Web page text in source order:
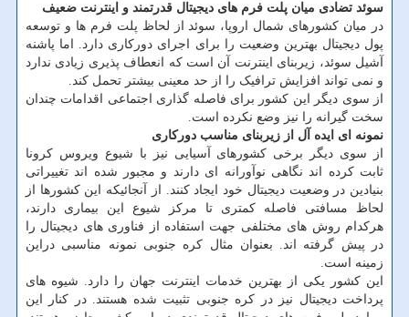
سوئد تضادی میان پلت فرم های دیجیتال قدرتمند و اینترنت ضعیف
در میان کشورهای شمال اروپا، سوئد از لحاظ پلت فرم ها و توسعه
پول دیجیتال بهترین وضعیت را برای اجرای دورکاری دارد. اما پاشنه
آشیل سوئد، زیربنای اینترنت آن است که انعطاف پذیری زیادی ندارد
و نمی تواند افزایش ترافیک را از حد معینی بیشتر تحمل کند.
از سوی دیگر این کشور برای فاصله گذاری اجتماعی اقدامات چندان
سخت گیرانه را نیز وضع نکرده است.
نمونه ای ایده آل از زیربنای مناسب دورکاری
از سوی دیگر برخی کشورهای آسیایی نیز با شیوع ویروس کرونا
ثابت کرده اند نگاهی نوآورانه ای دارند و مجبور شده اند تغییراتی
بنیادین در وضعیت دیجیتال خود ایجاد کنند. از آنجائیکه این کشورها از
لحاظ مسافتی فاصله کمتری تا مرکز شیوع این بیماری دارند،
هرکدام روش های مختلفی جهت استفاده از فناوری های دیجیتال را
در پیش گرفته اند. بعنوان مثال کره جنوبی نمونه مناسبی دراین
زمینه است.
این کشور یکی از بهترین خدمات اینترنت جهان را دارد. شیوه های
پرداخت دیجیتال نیز در کره جنوبی تثبیت شده هستند. در کنار این